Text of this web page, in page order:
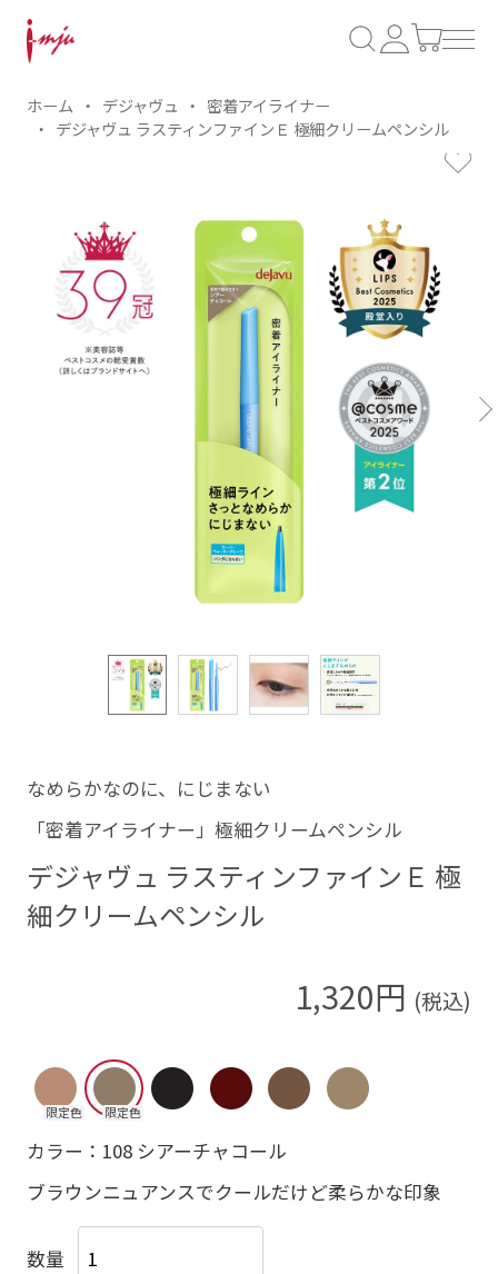
ホーム デジャヴュ
密着アイライナー
デジャヴュ ラスティンファインＥ 極細クリームペンシル
なめらかなのに、にじまない
「密着アイライナー」極細クリームペンシル
デジャヴュ ラスティンファインＥ 極
細クリームペンシル
1,320円
限定色 限定色
カラー：108 シアーチャコール
ブラウンニュアンスでクールだけど柔らかな印象
数量